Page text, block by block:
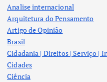
Analise internacional
Arquitetura do Pensamento
Artigo de Opinião
Brasil
Cidadania | Direitos | Serviço |
Cidades
Ciência